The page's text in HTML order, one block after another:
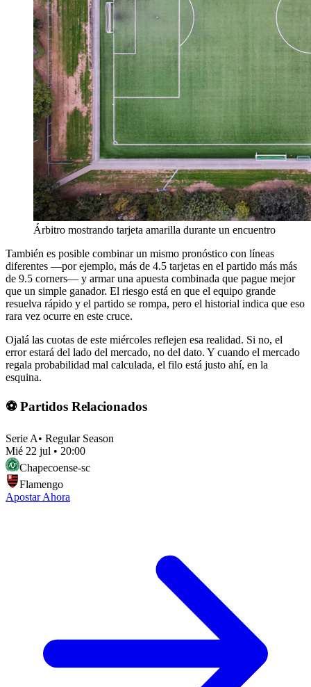
Árbitro mostrando tarjeta amarilla durante un encuentro
También es posible combinar un mismo pronóstico con líneas
diferentes —por ejemplo, más de 4.5 tarjetas en el partido más más
de 9.5 corners— y armar una apuesta combinada que pague mejor
que un simple ganador. El riesgo está en que el equipo grande
resuelva rápido y el partido se rompa, pero el historial indica que eso
rara vez ocurre en este cruce.
Ojalá las cuotas de este miércoles reflejen esa realidad. Si no, el
error estará del lado del mercado, no del dato. Y cuando el mercado
regala probabilidad mal calculada, el filo está justo ahí, en la
esquina.
⚽ Partidos Relacionados
Serie A• Regular Season
Mié 22 jul • 20:00
Chapecoense-sc
Flamengo
Apostar Ahora